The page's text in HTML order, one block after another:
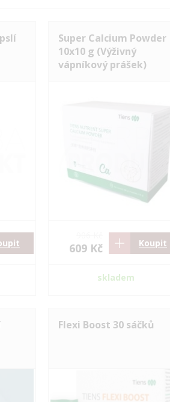
Super Calcium Powder
10x10 g (Výživný
vápníkový prášek)
609 Kč Koupit
skladem
Flexi Boost 30 sáčků